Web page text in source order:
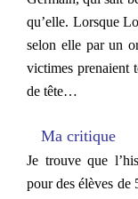
qu’elle. Lorsque
selon elle par un
victimes prenaient
de tête…
Ma critique
Je trouve que
pour des élèves de